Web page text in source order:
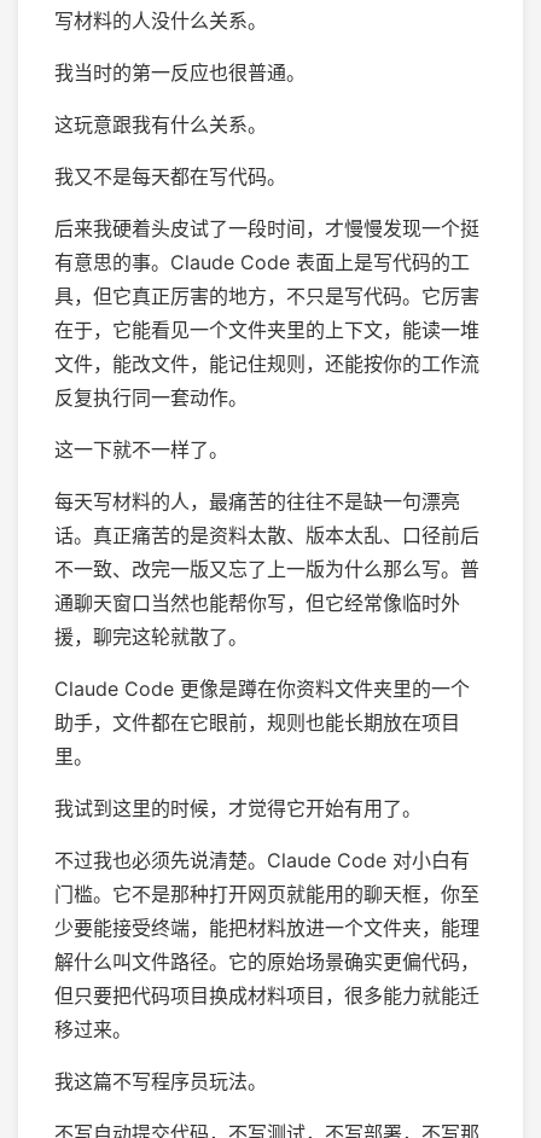
写材料的人没什么关系。
我当时的第一反应也很普通。
这玩意跟我有什么关系。
我又不是每天都在写代码。
后来我硬着头皮试了一段时间，才慢慢发现一个挺
有意思的事。Claude Code 表面上是写代码的工
具，但它真正厉害的地方，不只是写代码。它厉害
在于，它能看见一个文件夹里的上下文，能读一堆
文件，能改文件，能记住规则，还能按你的工作流
反复执行同一套动作。
这一下就不一样了。
每天写材料的人，最痛苦的往往不是缺一句漂亮
话。真正痛苦的是资料太散、版本太乱、口径前后
不一致、改完一版又忘了上一版为什么那么写。普
通聊天窗口当然也能帮你写，但它经常像临时外
援，聊完这轮就散了。
Claude Code 更像是蹲在你资料文件夹里的一个
助手，文件都在它眼前，规则也能长期放在项目
里。
我试到这里的时候，才觉得它开始有用了。
不过我也必须先说清楚。Claude Code 对小白有
门槛。它不是那种打开网页就能用的聊天框，你至
少要能接受终端，能把材料放进一个文件夹，能理
解什么叫文件路径。它的原始场景确实更偏代码，
但只要把代码项目换成材料项目，很多能力就能迁
移过来。
我这篇不写程序员玩法。
不写自动提交代码，不写测试，不写部署，不写那